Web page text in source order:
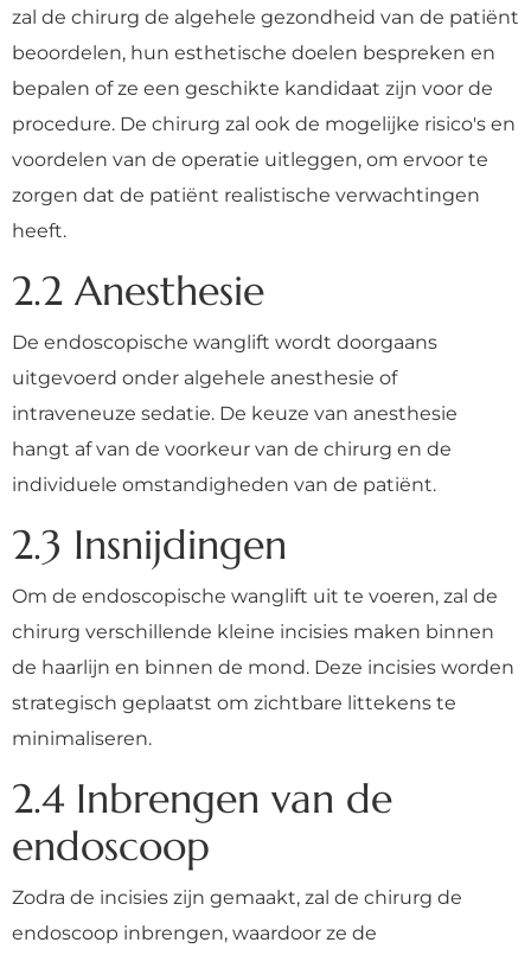
zal de chirurg de algehele gezondheid van de patiënt
beoordelen, hun esthetische doelen bespreken en
bepalen of ze een geschikte kandidaat zijn voor de
procedure. De chirurg zal ook de mogelijke risico's en
voordelen van de operatie uitleggen, om ervoor te
zorgen dat de patiënt realistische verwachtingen
heeft.
2.2 Anesthesie
De endoscopische wanglift wordt doorgaans
uitgevoerd onder algehele anesthesie of
intraveneuze sedatie. De keuze van anesthesie
hangt af van de voorkeur van de chirurg en de
individuele omstandigheden van de patiënt.
2.3 Insnijdingen
Om de endoscopische wanglift uit te voeren, zal de
chirurg verschillende kleine incisies maken binnen
de haarlijn en binnen de mond. Deze incisies worden
strategisch geplaatst om zichtbare littekens te
minimaliseren.
2.4 Inbrengen van de
endoscoop
Zodra de incisies zijn gemaakt, zal de chirurg de
endoscoop inbrengen, waardoor ze de